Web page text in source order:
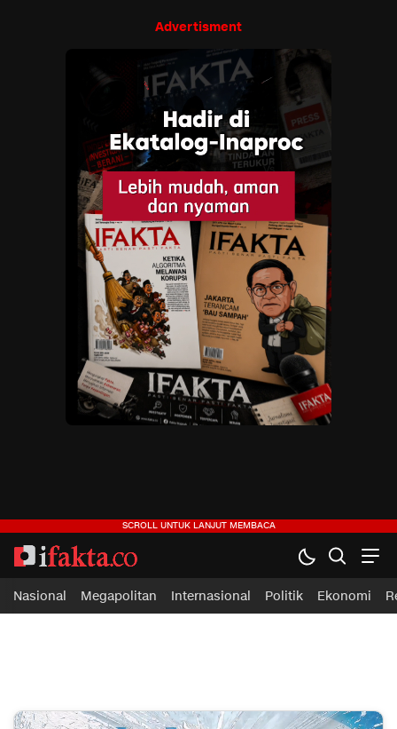
Advertisment
ifakta.co
#pastibenar
Nasional Megapolitan Internasional Politik Ekonomi